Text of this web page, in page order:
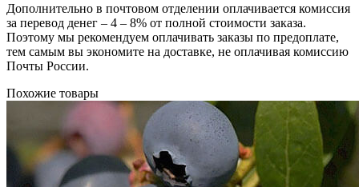
Дополнительно в почтовом отделении оплачивается комиссия
за перевод денег – 4 – 8% от полной стоимости заказа.
Поэтому мы рекомендуем оплачивать заказы по предоплате,
тем самым вы экономите на доставке, не оплачивая комиссию
Почты России.
Похожие товары